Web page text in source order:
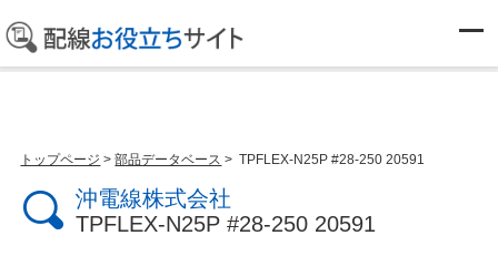
部品データベース
トップページ >部品データベース > TPFLEX-N25P #28-250 20591
沖電線株式会社
TPFLEX-N25P #28-250 20591